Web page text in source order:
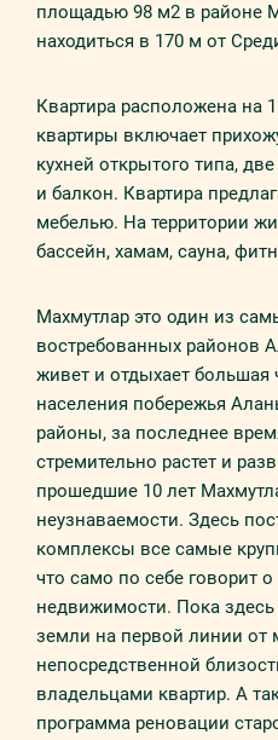
площадью 98 м2 в районе
находиться в 170 м от
Квартира расположена на
квартиры включает
кухней открытого типа,
и балкон. Квартира
мебелью. На территории
бассейн, хамам, сауна,
Махмутлар это один из
востребованных районов
живет и отдыхает большая
населения побережья
районы, за последнее
стремительно растет и
прошедшие 10 лет
неузнаваемости. Здесь
комплексы все самые
что само по себе говорит
недвижимости. Пока
земли на первой линии от
непосредственной
владельцами квартир. А
программа реновации